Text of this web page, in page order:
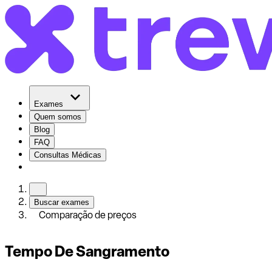
Exames
Quem somos
Blog
FAQ
Consultas Médicas
Buscar exames
Comparação de preços
Tempo De Sangramento